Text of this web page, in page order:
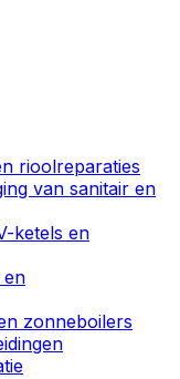
rioolreparaties
van sanitair en
ketels en
en
zonneboilers